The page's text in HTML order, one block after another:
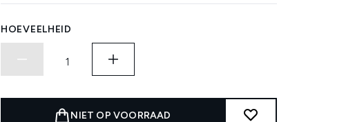
HOEVEELHEID
NIET OP VOORRAAD